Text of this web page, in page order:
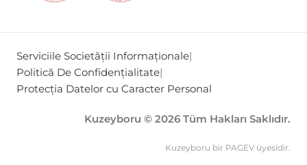
Serviciile Societății Informaționale|
Politică De Confidențialitate|
Protecția Datelor cu Caracter Personal
Kuzeyboru © 2026 Tüm Hakları Saklıdır.
Kuzeyboru bir PAGEV üyesidir.